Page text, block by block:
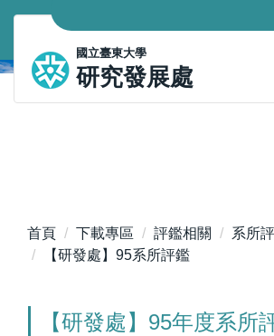
跳
主
內
國立臺東大學
研究發展處
首頁 下載專區 評鑑相關
系所
【研發處】95系所評鑑
【研發處】95年度系所